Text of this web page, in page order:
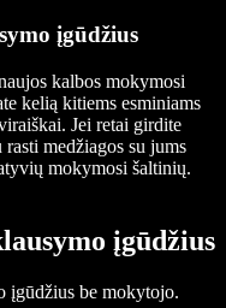
įgūdžius
kalbos mokymosi
kelią kitiems esminiams
Jei retai girdite
medžiagos su jums
mokymosi šaltinių.
įgūdžius
įgūdžius be mokytojo.